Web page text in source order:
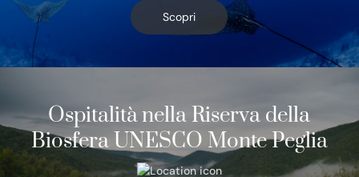
Scopri
Ospitalità nella Riserva della
Biosfera UNESCO Monte Peglia